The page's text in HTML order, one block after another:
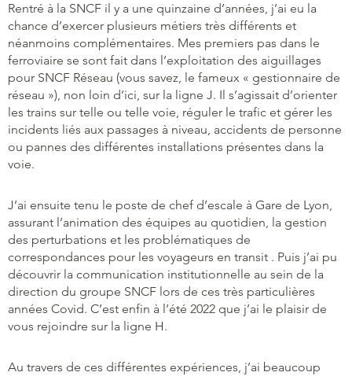
Rentré à la SNCF il y a une quinzaine d’années, j’ai eu la
chance d’exercer plusieurs métiers très différents et
néanmoins complémentaires. Mes premiers pas dans le
ferroviaire se sont fait dans l’exploitation des aiguillages
pour SNCF Réseau (vous savez, le fameux « gestionnaire de
réseau »), non loin d’ici, sur la ligne J. Il s’agissait d’orienter
les trains sur telle ou telle voie, réguler le trafic et gérer les
incidents liés aux passages à niveau, accidents de personne
ou pannes des différentes installations présentes dans la
voie.
J’ai ensuite tenu le poste de chef d’escale à Gare de Lyon,
assurant l’animation des équipes au quotidien, la gestion
des perturbations et les problématiques de
correspondances pour les voyageurs en transit . Puis j’ai pu
découvrir la communication institutionnelle au sein de la
direction du groupe SNCF lors de ces très particulières
années Covid. C’est enfin à l’été 2022 que j’ai le plaisir de
vous rejoindre sur la ligne H.
Au travers de ces différentes expériences, j’ai beaucoup